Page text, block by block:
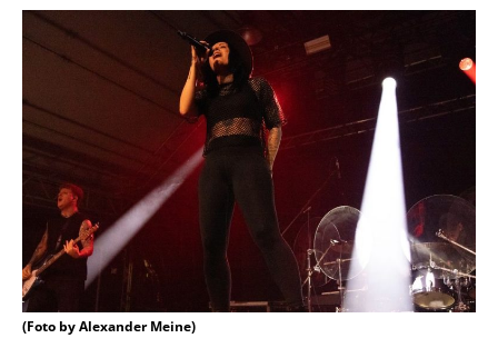
(Foto by Alexander Meine)